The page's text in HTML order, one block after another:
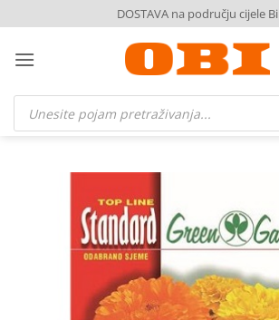
to
content
DOSTAVA na području cijele
Products
search